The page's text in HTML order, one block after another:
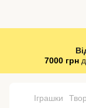
7000 грн
Іграшки